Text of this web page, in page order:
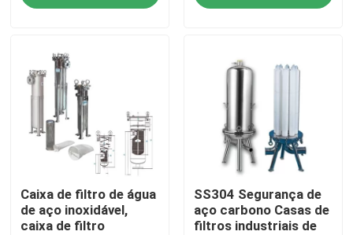
Contacte-nos
Peça umas citações
Filtração industrial da água
filtro industrial de HEPA
Caixa de filtro de água
de aço inoxidável,
caixa de filtro
SS304 Segurança de
aço carbono Casas de
filtros industriais de